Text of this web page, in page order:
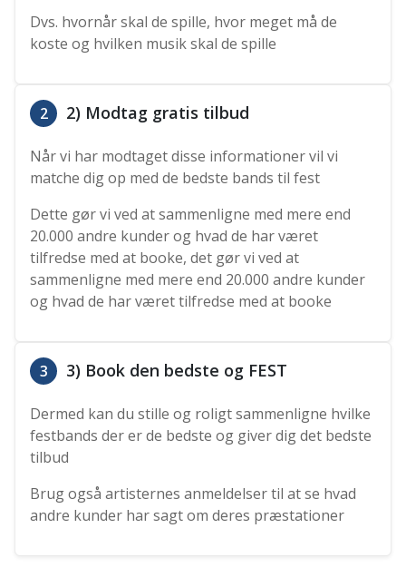
Dvs. hvornår skal de spille, hvor meget må de
koste og hvilken musik skal de spille
2 2) Modtag gratis tilbud
Når vi har modtaget disse informationer vil vi
matche dig op med de bedste bands til fest
Dette gør vi ved at sammenligne med mere end
20.000 andre kunder og hvad de har været
tilfredse med at booke, det gør vi ved at
sammenligne med mere end 20.000 andre kunder
og hvad de har været tilfredse med at booke
3 3) Book den bedste og FEST
Dermed kan du stille og roligt sammenligne hvilke
festbands der er de bedste og giver dig det bedste
tilbud
Brug også artisternes anmeldelser til at se hvad
andre kunder har sagt om deres præstationer